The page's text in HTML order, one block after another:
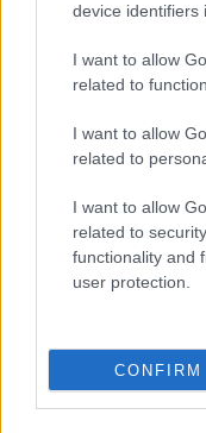
device identifiers
I want to allow
related to
I want to allow
related to
I want to allow
related to
functionality and
user protection.
CONFIRM